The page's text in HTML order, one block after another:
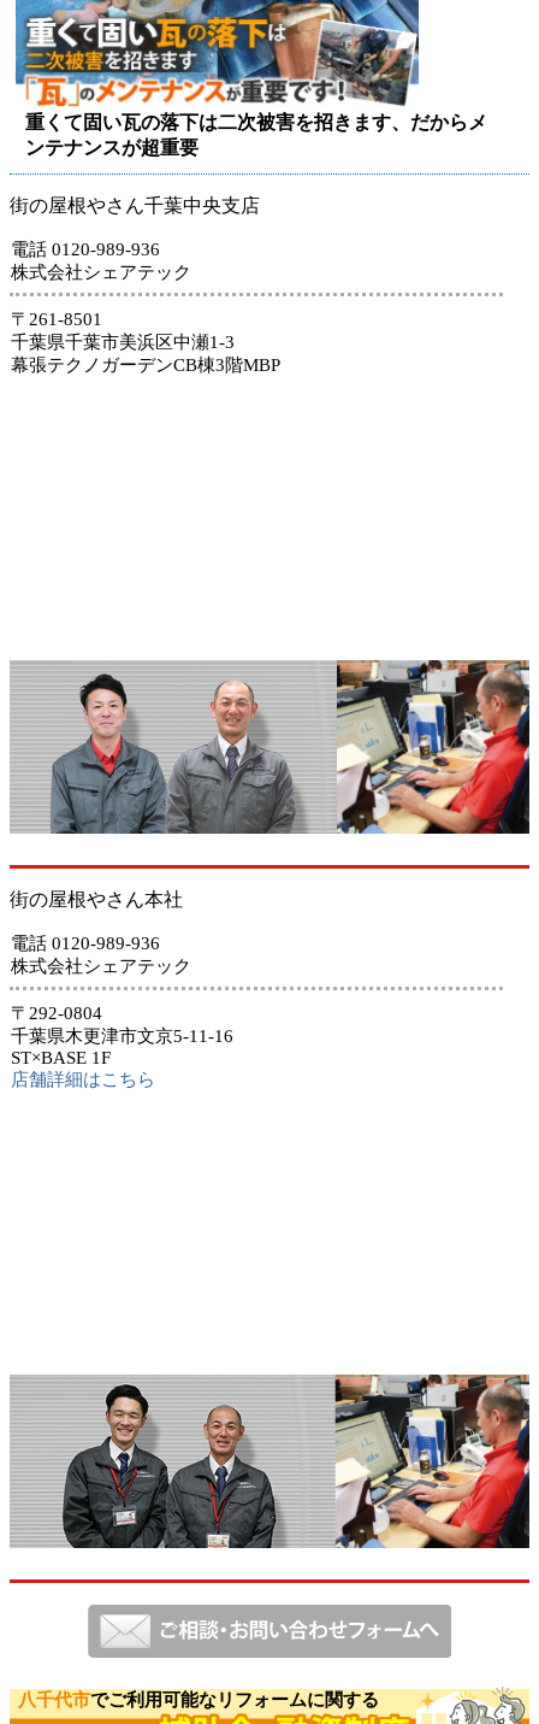
重くて固い瓦の落下は二次被害を招きます、だからメ
ンテナンスが超重要
街の屋根やさん千葉中央支店
電話 0120-989-936
株式会社シェアテック
〒261-8501
千葉県千葉市美浜区中瀬1-3
幕張テクノガーデンCB棟3階MBP
街の屋根やさん本社
電話 0120-989-936
株式会社シェアテック
〒292-0804
千葉県木更津市文京5-11-16
ST×BASE 1F
店舗詳細はこちら
八千代市でご利用可能なリフォームに関する